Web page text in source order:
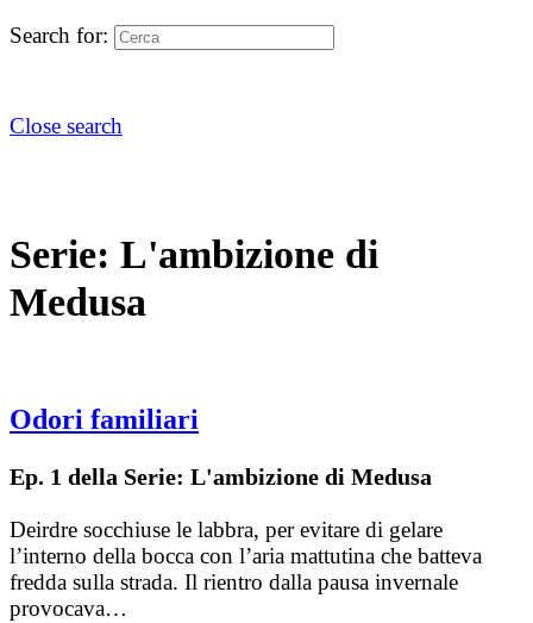
Search for:
Close search
Serie: L'ambizione di
Medusa
Odori familiari
Ep. 1 della Serie: L'ambizione di Medusa
Deirdre socchiuse le labbra, per evitare di gelare
l’interno della bocca con l’aria mattutina che batteva
fredda sulla strada. Il rientro dalla pausa invernale
provocava…